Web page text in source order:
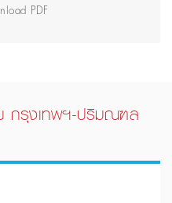
PDF
กรุงเทพฯ-ปริมณฑล